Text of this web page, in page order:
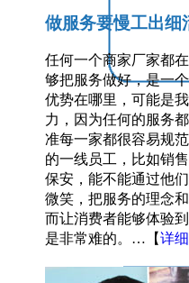
做服务要慢工出细
任何一个商家厂家都
够把服务做好，是一
优势在哪里，可能是
力，因为任何的服务
准每一家都很容易规
的一线员工，比如销
保安，能不能通过他
微笑，把服务的理念
而让消费者能够体验
是非常难的。…【详细